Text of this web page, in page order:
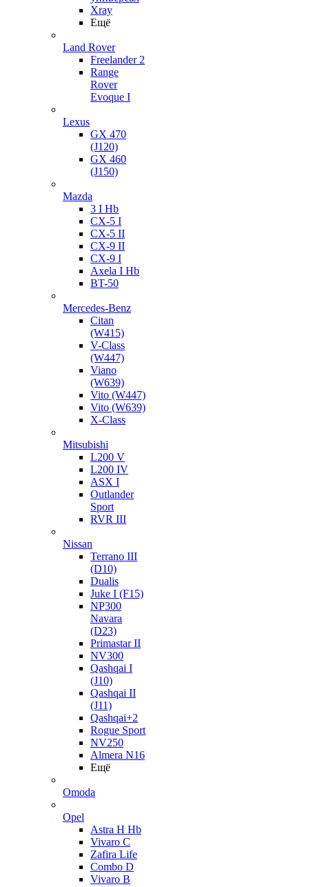
Xray
Ещё
Land Rover
Freelander 2
Range
Rover
Evoque I
Lexus
GX 470
(J120)
GX 460
(J150)
Mazda
3 I Hb
CX-5 I
CX-5 II
CX-9 II
CX-9 I
Axela I Hb
BT-50
Mercedes-Benz
Citan
(W415)
V-Class
(W447)
Viano
(W639)
Vito (W447)
Vito (W639)
X-Class
Mitsubishi
L200 V
L200 IV
ASX I
Outlander
Sport
RVR III
Nissan
Terrano III
(D10)
Dualis
Juke I (F15)
NP300
Navara
(D23)
Primastar II
NV300
Qashqai I
(J10)
Qashqai II
(J11)
Qashqai+2
Rogue Sport
NV250
Almera N16
Ещё
Omoda
Opel
Astra H Hb
Vivaro C
Zafira Life
Combo D
Vivaro B